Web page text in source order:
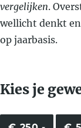
vergelijken.
wellicht denkt
op jaarbasis.
Kies je